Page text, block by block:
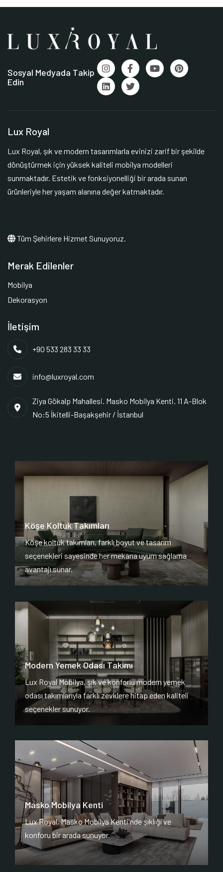
Sosyal Medyada Takip
Edin
Lux Royal
Lux Royal, şık ve modern tasarımlarla evinizi zarif bir şekilde
dönüştürmek için yüksek kaliteli mobilya modelleri
sunmaktadır. Estetik ve fonksiyonelliği bir arada sunan
ürünleriyle her yaşam alanına değer katmaktadır.
Tüm Şehirlere Hizmet Sunuyoruz.
Merak Edilenler
Mobilya
Dekorasyon
İletişim
+90 533 283 33 33
info@luxroyal.com
Ziya Gökalp Mahallesi. Masko Mobilya Kenti. 11 A-Blok
No:5 İkitelli-Başakşehir / İstanbul
Köşe Koltuk Takımları
Köşe koltuk takımları, farklı boyut ve tasarım
seçenekleri sayesinde her mekana uyum sağlama
avantajı sunar.
Modern Yemek Odası Takımı
Lux Royal Mobilya, şık ve konforlu modern yemek
odası takımlarıyla farklı zevklere hitap eden kaliteli
seçenekler sunuyor.
Masko Mobilya Kenti
Lux Royal, Masko Mobilya Kenti'nde şıklığı ve
konforu bir arada sunuyor.